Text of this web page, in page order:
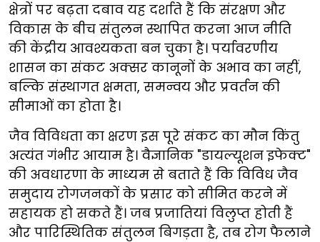
क्षेत्रों पर बढ़ता दबाव यह दर्शाते हैं कि संरक्षण और
विकास के बीच संतुलन स्थापित करना आज नीति
की केंद्रीय आवश्यकता बन चुका है। पर्यावरणीय
शासन का संकट अक्सर कानूनों के अभाव का नहीं,
बल्कि संस्थागत क्षमता, समन्वय और प्रवर्तन की
सीमाओं का होता है।
जैव विविधता का क्षरण इस पूरे संकट का मौन किंतु
अत्यंत गंभीर आयाम है। वैज्ञानिक "डायल्यूशन इफेक्ट"
की अवधारणा के माध्यम से बताते हैं कि विविध जैव
समुदाय रोगजनकों के प्रसार को सीमित करने में
सहायक हो सकते हैं। जब प्रजातियां विलुप्त होती हैं
और पारिस्थितिक संतुलन बिगड़ता है, तब रोग फैलाने